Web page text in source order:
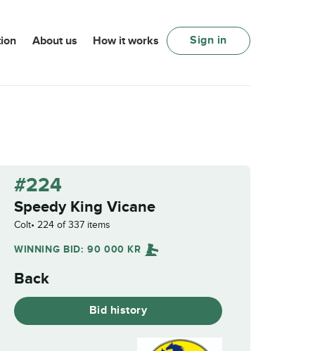
About us How it works Sign in
#224
Speedy King Vicane
Colt 224 of 337 items
WINNING BID:90 000 KR
Back
Bid history